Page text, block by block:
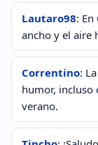
Lautaro98:
ancho y el aire
Correntino:
humor, incluso
verano.